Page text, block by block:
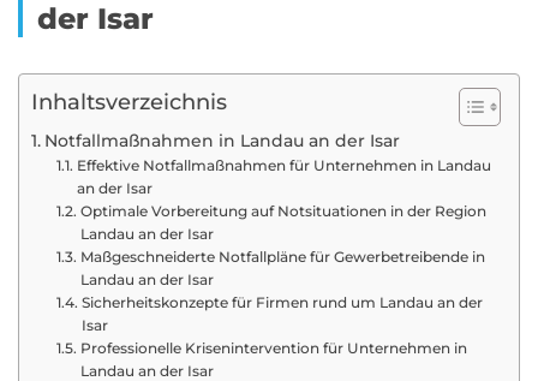
der Isar
Inhaltsverzeichnis
Notfallmaßnahmen in Landau an der Isar
Effektive Notfallmaßnahmen für Unternehmen in Landau
an der Isar
Optimale Vorbereitung auf Notsituationen in der Region
Landau an der Isar
Maßgeschneiderte Notfallpläne für Gewerbetreibende in
Landau an der Isar
Sicherheitskonzepte für Firmen rund um Landau an der
Isar
Professionelle Krisenintervention für Unternehmen in
Landau an der Isar